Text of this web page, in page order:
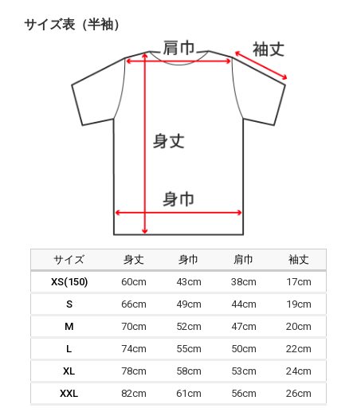
サイズ表（半袖）
サイズ 身丈 身巾 肩巾
袖丈
XS(150)
60cm 43cm 38cm
17cm
S
66cm 49cm 44cm
19cm
M
70cm 52cm 47cm
20cm
L
74cm 55cm 50cm
22cm
XL
78cm 58cm 53cm
24cm
XXL
82cm 61cm 56cm 26cm